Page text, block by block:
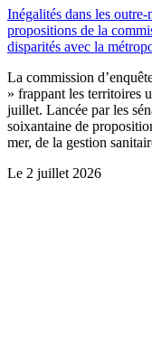
Inégalités dans les
propositions de la
disparités avec la
La commission
» frappant les territoires
juillet. Lancée par les
soixantaine de
mer, de la gestion
Le 2 juillet 2026